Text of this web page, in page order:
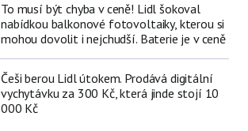
To musí být chyba v ceně! Lidl šokoval
nabídkou balkonové fotovoltaiky, kterou si
mohou dovolit i nejchudší. Baterie je v ceně
Češi berou Lidl útokem. Prodává digitální
vychytávku za 300 Kč, která jinde stojí 10
000 Kč